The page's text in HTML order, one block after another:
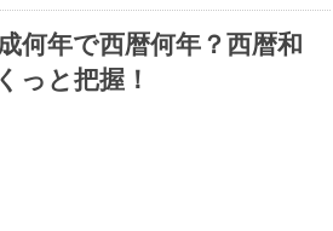
何年で西暦何年？西暦和
っと把握！